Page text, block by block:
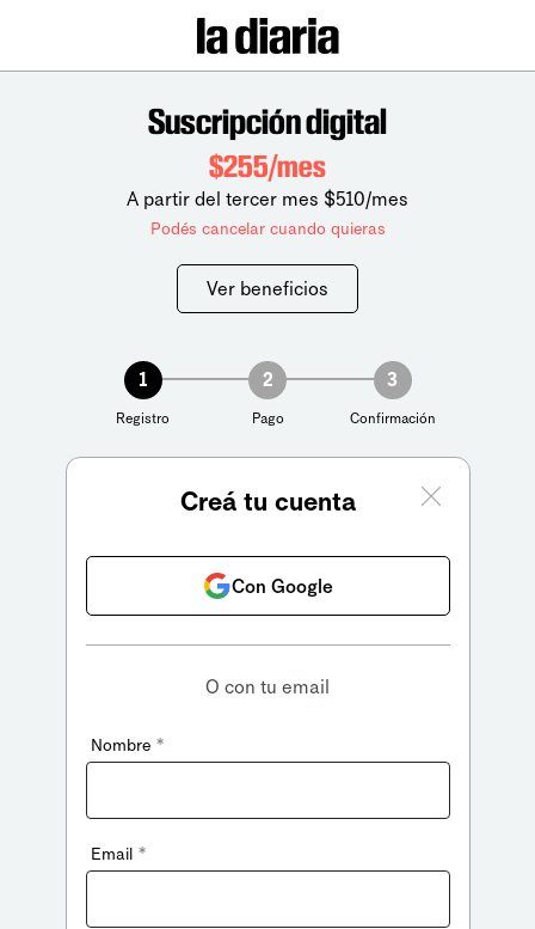
Suscripción digital
$255/mes
A partir del tercer mes $510/mes
Podés cancelar cuando quieras
Ver beneficios
1
Registro
2
Pago
3
Confirmación
Creá tu cuenta
Con Google
O con tu email
Nombre *
Email *